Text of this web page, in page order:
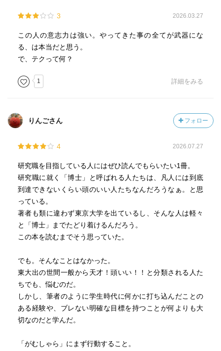
3 2026.03.27
この人の意志力は強い。やってきた事の全てが武器にな
る、は本当だと思う。
で、テクって何？
1 詳細をみる
りんごさん フォロー
4 2026.07.27
研究職を目指している人にはぜひ読んでもらいたい1冊。
研究職に就く「博士」と呼ばれる人たちは、凡人には到底
到達できないくらい頭のいい人たちなんだろうなぁ。と思
っている。
著者も類に違わず東京大学を出ているし、そんな人は軽々
と「博士」までたどり着けるんだろう。
この本を読むまでそう思っていた。
でも。そんなことはなかった。
東大出の世間一般から天才！頭いい！！と分類される人た
ちでも、悩むのだ。
しかし、筆者のように学生時代に何かに打ち込んだことの
ある経験や、ブレない明確な目標を持つことが何よりも大
切なのだと学んだ。
「がむしゃら」にまず行動すること。